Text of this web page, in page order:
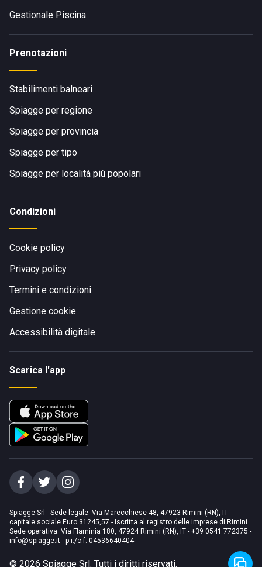
Gestionale Piscina
Prenotazioni
Stabilimenti balneari
Spiagge per regione
Spiagge per provincia
Spiagge per tipo
Spiagge per località più popolari
Condizioni
Cookie policy
Privacy policy
Termini e condizioni
Gestione cookie
Accessibilità digitale
Scarica l'app
Spiagge Srl - Sede legale: Via Marecchiese 48, 47923 Rimini (RN), IT -
capitale sociale Euro 31245,57 - Iscritta al registro delle imprese di Rimini
Sede operativa: Via Flaminia 180, 47924 Rimini (RN), IT - +39 0541 772375 -
info@spiagge.it - p.i./c.f. 04536640404
© 2026 Spiagge Srl. Tutti i diritti riservati.